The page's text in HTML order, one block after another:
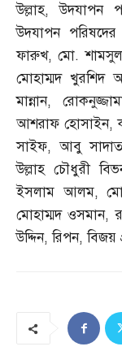
উল্লাহ,উদযাপন
উদযাপন
ফারুখ,মো.
মোহাম্মদ খুরশিদ
মান্নান,
আশরাফ হোসাইন,
সাইফ,আবু
উল্লাহ চৌধুরী
ইসলাম আলম,
মোহাম্মদ ওসমান,
উদ্দিন,রিপন,বিজয়